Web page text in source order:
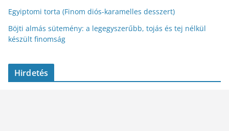
Egyiptomi torta (Finom diós-karamelles desszert)
Böjti almás sütemény: a legegyszerűbb, tojás és tej nélkül
készült finomság
Hirdetés